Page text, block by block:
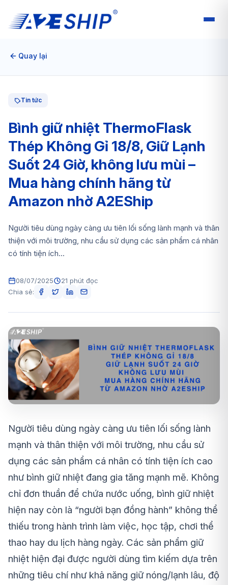
Quay lại
Tin tức
Bình giữ nhiệt ThermoFlask
Thép Không Gỉ 18/8, Giữ Lạnh
Suốt 24 Giờ, không lưu mùi –
Mua hàng chính hãng từ
Amazon nhờ A2EShip
Người tiêu dùng ngày càng ưu tiên lối sống lành mạnh và thân
thiện với môi trường, nhu cầu sử dụng các sản phẩm cá nhân
có tính tiện ích...
08/07/2025
21 phút đọc
Chia sẻ:
Người tiêu dùng ngày càng ưu tiên lối sống lành
mạnh và thân thiện với môi trường, nhu cầu sử
dụng các sản phẩm cá nhân có tính tiện ích cao
như bình giữ nhiệt đang gia tăng mạnh mẽ. Không
chỉ đơn thuần để chứa nước uống, bình giữ nhiệt
hiện nay còn là “người bạn đồng hành” không thể
thiếu trong hành trình làm việc, học tập, chơi thể
thao hay du lịch hàng ngày. Các sản phẩm giữ
nhiệt hiện đại được người dùng tìm kiếm dựa trên
những tiêu chí như khả năng giữ nóng/lạnh lâu, độ